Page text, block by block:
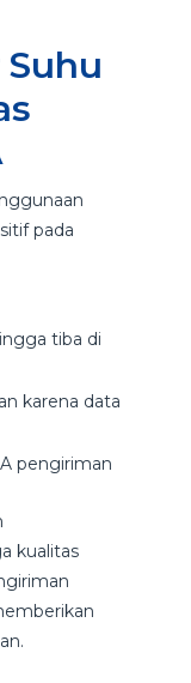
pada
tiba di
karena data
pengiriman
kualitas